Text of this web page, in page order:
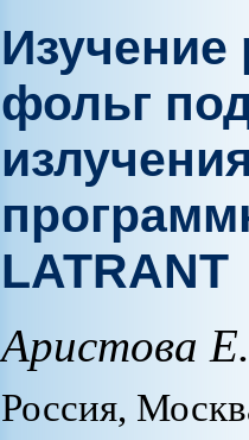
Изучение
фольг
LATRANT
Аристова
Россия,